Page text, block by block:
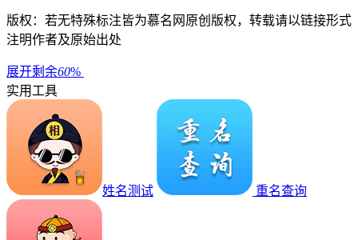
版权：若无特殊标注皆为慕名网原创版权，转载请以链接形式
注明作者及原始出处
展开剩余60%
实用工具
姓名测试 重名查询